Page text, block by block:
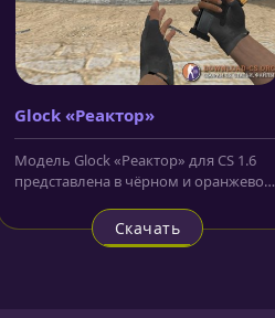
Glock «Реактор»
Модель Glock «Реактор» для CS 1.6
представлена в чёрном и оранжевом
Скачать